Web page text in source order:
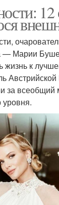
12
— Марии
жизнь к
за
уровня.